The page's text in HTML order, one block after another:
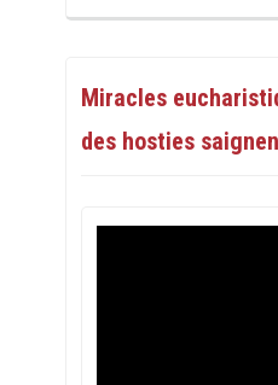
Miracles
des hosties